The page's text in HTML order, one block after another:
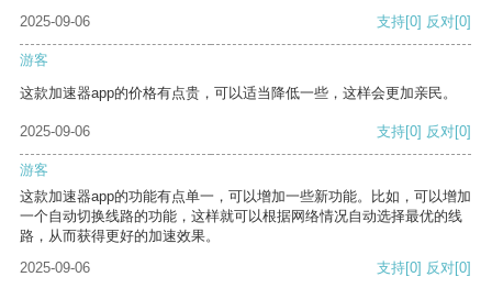
2025-09-06
支持[0] 反对[0]
游客
这款加速器app的价格有点贵，可以适当降低一些，这样会更加亲民。
2025-09-06 支持[0] 反对[0]
游客
这款加速器app的功能有点单一，可以增加一些新功能。比如，可以增加
一个自动切换线路的功能，这样就可以根据网络情况自动选择最优的线
路，从而获得更好的加速效果。
2025-09-06
支持[0] 反对[0]